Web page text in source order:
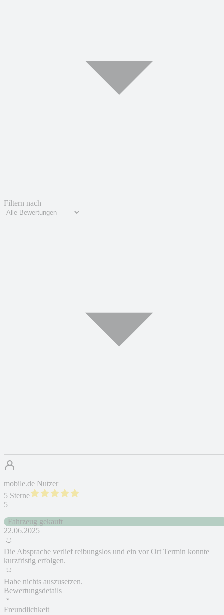
Filtern nach
mobile.de Nutzer
5 Sterne
5
Fahrzeug gekauft
22.06.2025
Die Absprache verlief reibungslos und ein vor Ort Termin konnte
kurzfristig erfolgen.
Habe nichts auszusetzen.
Bewertungsdetails
Freundlichkeit